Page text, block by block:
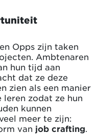
Opps zijn taken
Ambtenaren
hun tijd aan
dat ze deze
zien als een manier
zodat ze hun
kunnen
meer te zijn:
van job crafting